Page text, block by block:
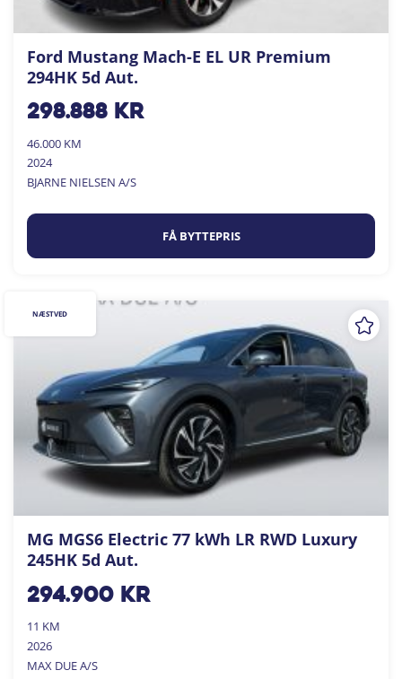
Ford Mustang Mach-E EL UR Premium
294HK 5d Aut.
298.888kr
46.000 KM
2024
BJARNE NIELSEN A/S
FÅ BYTTEPRIS
MG MGS6 Electric 77 kWh LR RWD Luxury
245HK 5d Aut.
294.900kr
11 KM
2026
MAX DUE A/S
NÆSTVED